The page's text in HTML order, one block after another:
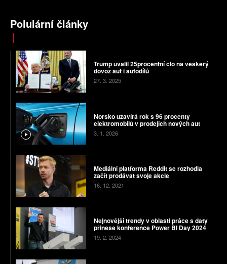
Polulární články
Trump uvalil 25procentní clo na veškerý
dovoz aut i autodílů
27. 3. 2025
Norsko uzavírá rok s 96 procenty
elektromobilů v prodejích nových aut
3. 1. 2026
Mediální platforma Reddit se rozhodla
začít prodávat svoje akcie
16. 12. 2021
Nejnovější trendy v oblasti práce s daty
přinese konference Power BI Day 2024
19. 2. 2024